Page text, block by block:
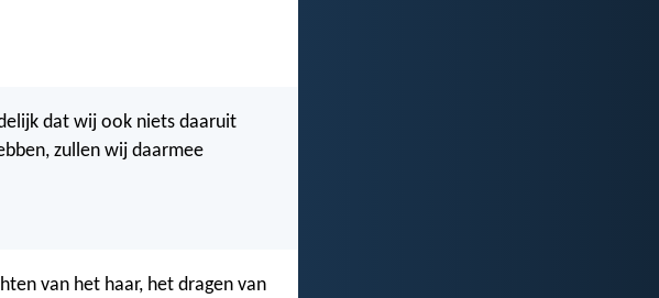
dat wij ook niets daaruit
zullen wij daarmee
van het haar, het dragen van